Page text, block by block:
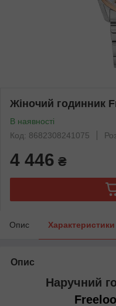
Жіночий годинник
В наявності
Код: 8682308241075
4 446 ₴
Опис Характеристики
Опис
Наручний